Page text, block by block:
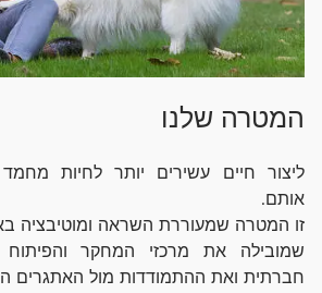
המטרה שלנו
ליצור חיים עשירים יותר לחיות
אותם.
זו המטרה שמעוררת השראה ומוטיבציה
שמובילה את מרכזי המחקר
חברתית ואת ההתמודדות מול האתגרים